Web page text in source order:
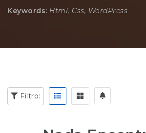
Keywords: Html, Css, WordPress
Filtro: